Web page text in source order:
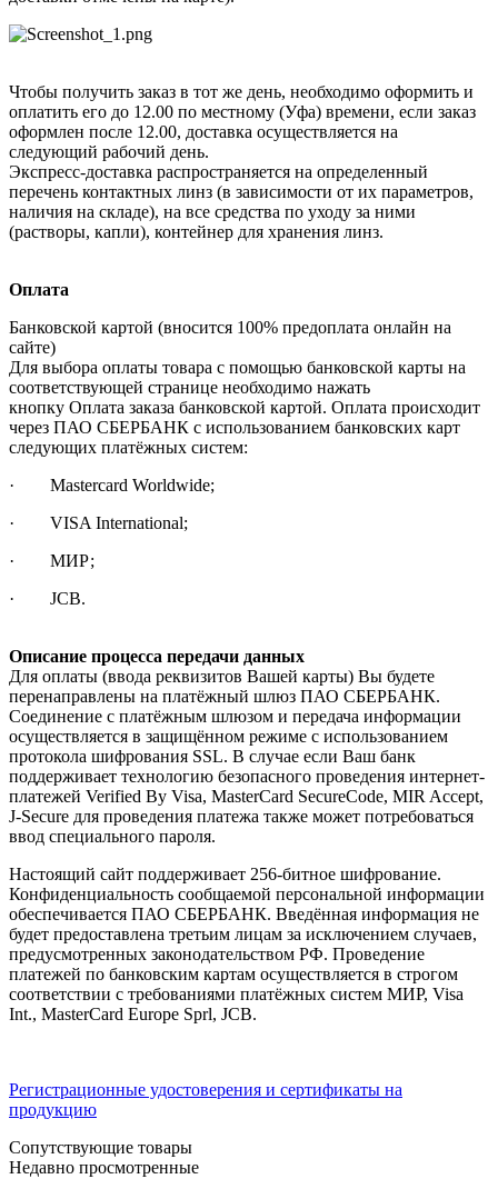
Чтобы получить заказ в тот же день, необходимо оформить и
оплатить его до 12.00 по местному (Уфа) времени, если заказ
оформлен после 12.00, доставка осуществляется на
следующий рабочий день.
Экспресс-доставка распространяется на определенный
перечень контактных линз (в зависимости от их параметров,
наличия на складе), на все средства по уходу за ними
(растворы, капли), контейнер для хранения линз.
Оплата
Банковской картой (вносится 100% предоплата онлайн на
сайте)
Для выбора оплаты товара с помощью банковской карты на
соответствующей странице необходимо нажать
кнопку Оплата заказа банковской картой. Оплата происходит
через ПАО СБЕРБАНК с использованием банковских карт
следующих платёжных систем:
· Mastercard Worldwide;
· VISA International;
· МИР;
· JCB.
Описание процесса передачи данных
Для оплаты (ввода реквизитов Вашей карты) Вы будете
перенаправлены на платёжный шлюз ПАО СБЕРБАНК.
Соединение с платёжным шлюзом и передача информации
осуществляется в защищённом режиме с использованием
протокола шифрования SSL. В случае если Ваш банк
поддерживает технологию безопасного проведения интернет-
платежей Verified By Visa, MasterCard SecureCode, MIR Accept,
J-Secure для проведения платежа также может потребоваться
ввод специального пароля.
Настоящий сайт поддерживает 256-битное шифрование.
Конфиденциальность сообщаемой персональной информации
обеспечивается ПАО СБЕРБАНК. Введённая информация не
будет предоставлена третьим лицам за исключением случаев,
предусмотренных законодательством РФ. Проведение
платежей по банковским картам осуществляется в строгом
соответствии с требованиями платёжных систем МИР, Visa
Int., MasterCard Europe Sprl, JCB.
Регистрационные удостоверения и сертификаты на
продукцию
Сопутствующие товары
Недавно просмотренные